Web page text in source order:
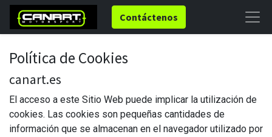
Contáctenos
Política de Cookies
canart.es
El acceso a este Sitio Web puede implicar la utilización de
cookies. Las cookies son pequeñas cantidades de
información que se almacenan en el navegador utilizado por